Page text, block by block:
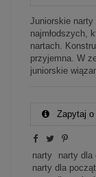
Juniorskie
najmłodszych,
nartach.
przyjemna. W
juniorskie
Zapytaj
narty narty dla
narty dla